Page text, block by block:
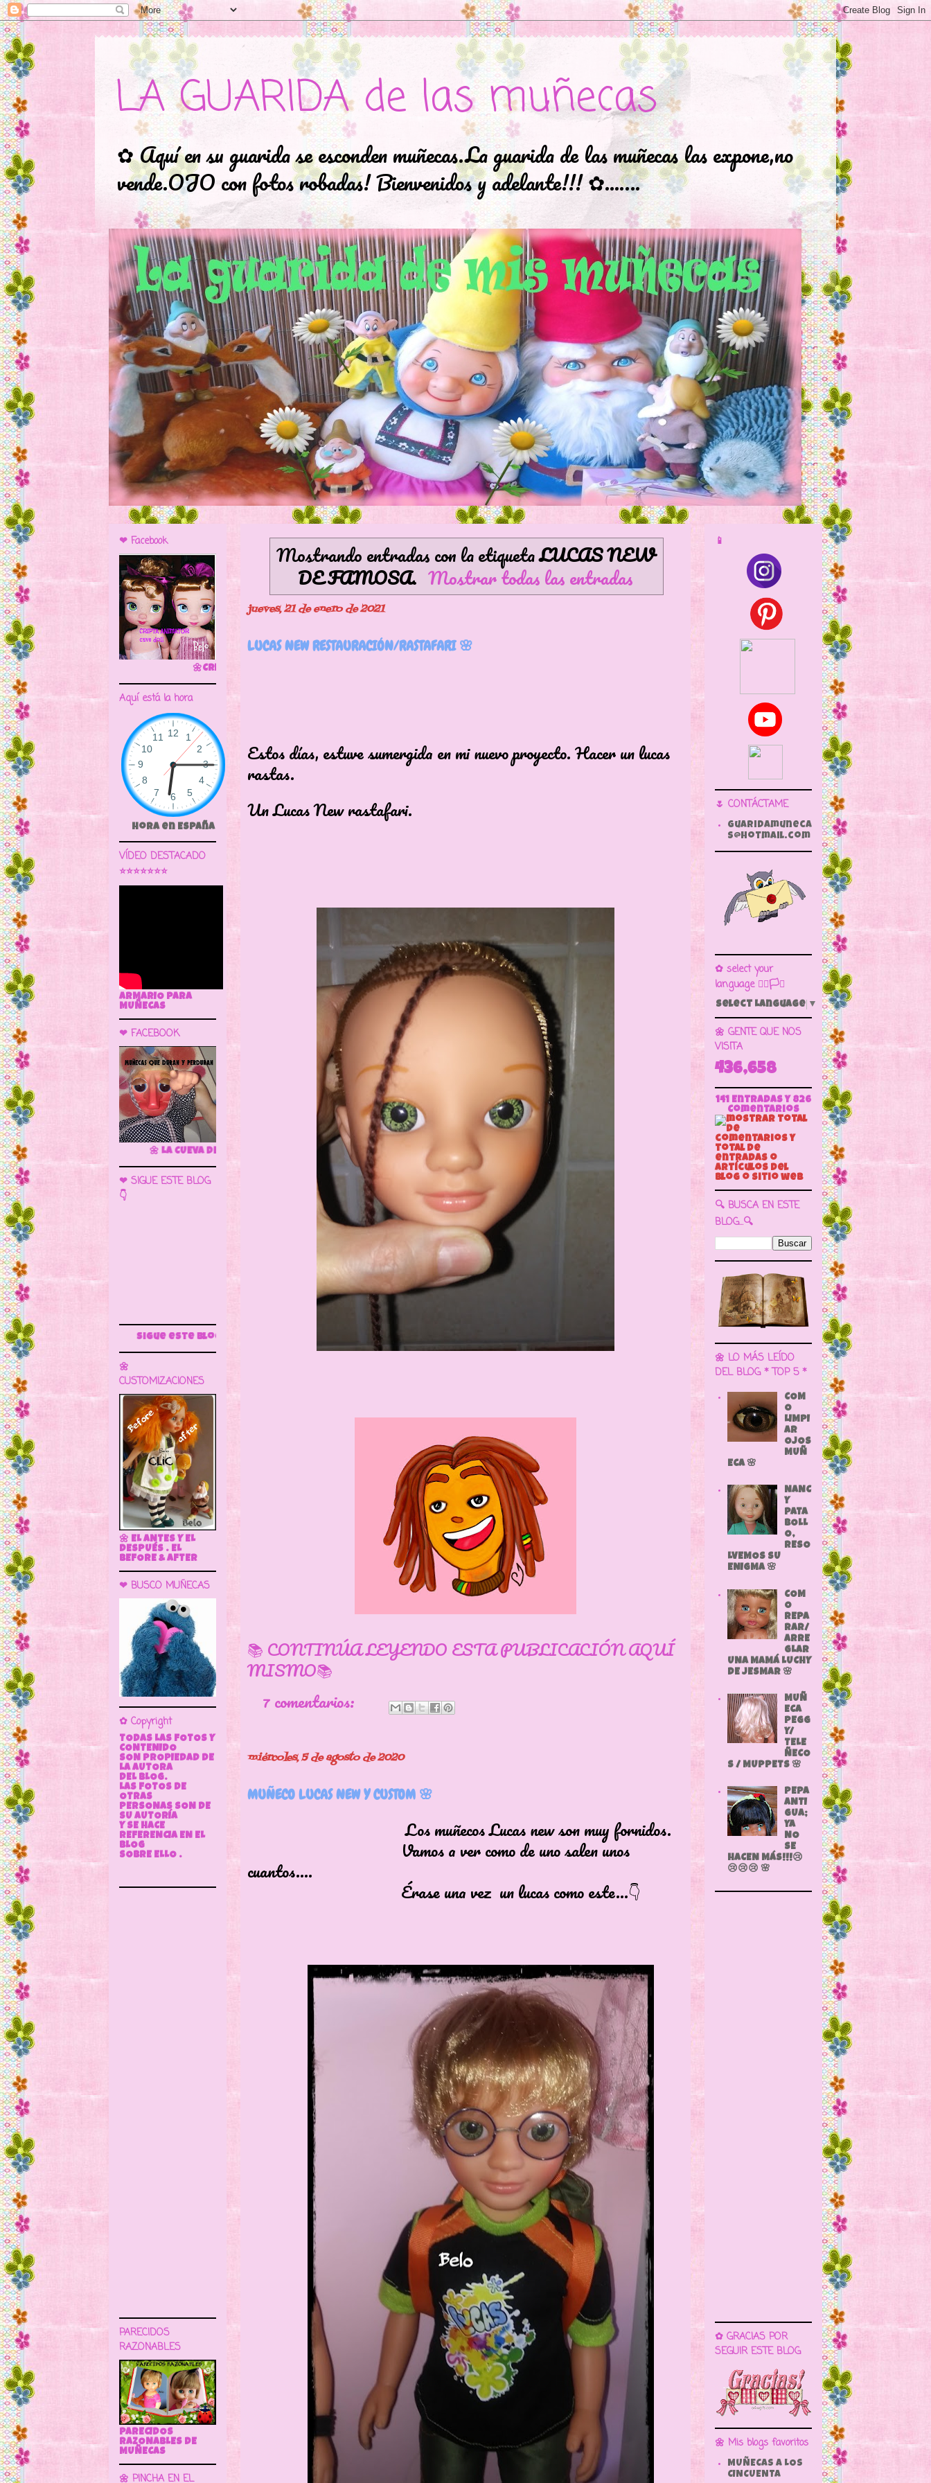
LA GUARIDA de las muñecas
✿ Aquí en su guarida se esconden muñecas.La guarida de las muñecas las expone,no
vende.OJO con fotos robadas! Bienvenidos y adelante!!! ✿...….
Mostrando entradas con la etiquetaLUCAS NEW
DE FAMOSA. Mostrar todas las entradas
jueves, 21 de enero de 2021
LUCAS NEW RESTAURACIÓN/RASTAFARI 🌸
Estos días, estuve sumergida en mi nuevo proyecto. Hacer un lucas
rastas.
Un Lucas New rastafari.
📚 CONTINÚA LEYENDO ESTA PUBLICACIÓN AQUÍ
MISMO📚
7 comentarios:
miércoles, 5 de agosto de 2020
MUÑECO LUCAS NEW Y CUSTOM 🌸
Los muñecos Lucas new son muy fornidos.
Vamos a ver como de uno salen unos
cuantos....
Érase una vez un lucas como este...👇
❤ Facebook
🌼CRIPTA ANIMATOR CAVE DOLL
Aquí está la hora
Hora en España
VÍDEO DESTACADO
⭐⭐⭐⭐⭐⭐⭐
ARMARIO PARA
MUÑECAS
❤ FACEBOOK
🌼 LA CUEVA DE LAS MUÑECAS
❤ SIGUE ESTE BLOG
👇
Sigue este blog para más información
🌼
CUSTOMIZACIONES
🌼 EL ANTES Y EL
DESPUÉS . EL
BEFORE & AFTER
❤ BUSCO MUÑECAS
✿ Copyright
TODAS LAS FOTOS Y
CONTENIDO
SON PROPIEDAD DE
LA AUTORA
DEL BLOG.
LAS FOTOS DE
OTRAS
PERSONAS SON DE
SU AUTORÍA
Y SE HACE
REFERENCIA EN EL
BLOG
SOBRE ELLO .
PARECIDOS
RAZONABLES
PARECIDOS
RAZONABLES DE
MUÑECAS
🌼 PINCHA EN EL
📱
🌷 CONTÁCTAME
guaridamuneca
s@hotmail.com
✿ select your
language 🏳️‍🌈🏳️🏁
Select Language ▼
🌼 GENTE QUE NOS
VISITA
436,658
141 Entradas y 826
Comentarios
🔍 BUSCA EN ESTE
BLOG...🔍
🌼 LO MÁS LEÍDO
DEL BLOG * TOP 5 *
COM
O
LIMPI
AR
OJOS
MUÑ
ECA 🌸
NANC
Y
PATA
BOLL
O,
RESO
LVEMOS SU
ENIGMA 🌸
COM
O
REPA
RAR/
ARRE
GLAR
UNA MAMÁ LUCHY
DE JESMAR 🌸
MUÑ
ECA
PEGG
Y/
TELE
ÑECO
S / MUPPETS 🌸
PEPA
ANTI
GUA;
YA
NO
SE
HACEN MÁS!!!😢
😢😢😢 🌸
✿ GRACIAS POR
SEGUIR ESTE BLOG
🌼 Mis blogs favoritos
MUÑECAS A LOS
CINCUENTA